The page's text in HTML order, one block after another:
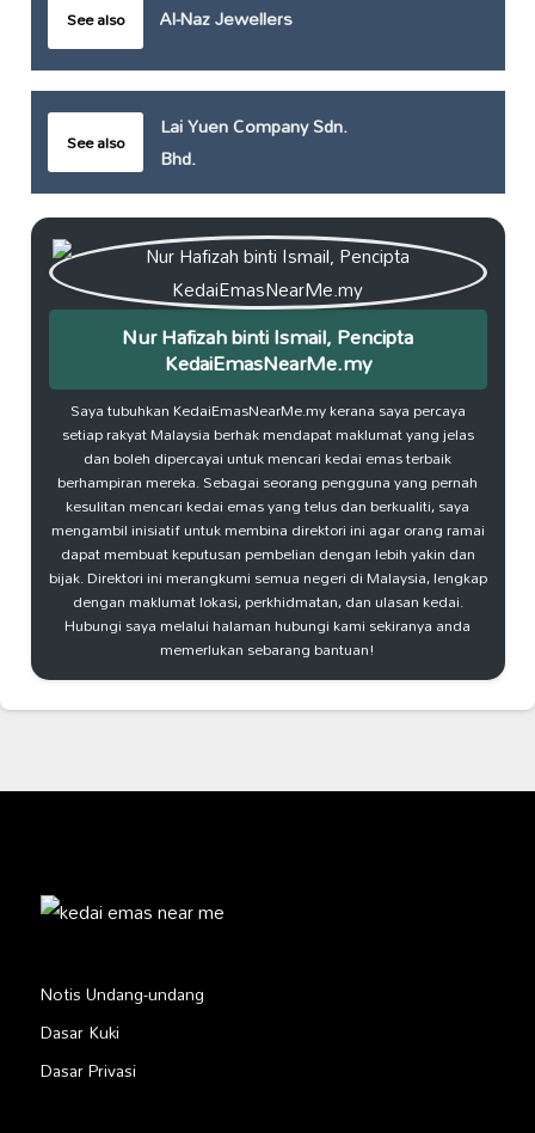
See also Al-Naz Jewellers
See also
Lai Yuen Company Sdn.
Bhd.
Nur Hafizah binti Ismail, Pencipta
KedaiEmasNearMe.my
Saya tubuhkan KedaiEmasNearMe.my kerana saya percaya
setiap rakyat Malaysia berhak mendapat maklumat yang jelas
dan boleh dipercayai untuk mencari kedai emas terbaik
berhampiran mereka. Sebagai seorang pengguna yang pernah
kesulitan mencari kedai emas yang telus dan berkualiti, saya
mengambil inisiatif untuk membina direktori ini agar orang ramai
dapat membuat keputusan pembelian dengan lebih yakin dan
bijak. Direktori ini merangkumi semua negeri di Malaysia, lengkap
dengan maklumat lokasi, perkhidmatan, dan ulasan kedai.
Hubungi saya melalui halaman hubungi kami sekiranya anda
memerlukan sebarang bantuan!
Notis Undang-undang
Dasar Kuki
Dasar Privasi